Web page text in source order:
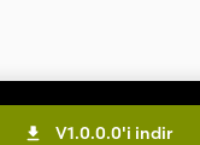
V1.0.0.0'i indir